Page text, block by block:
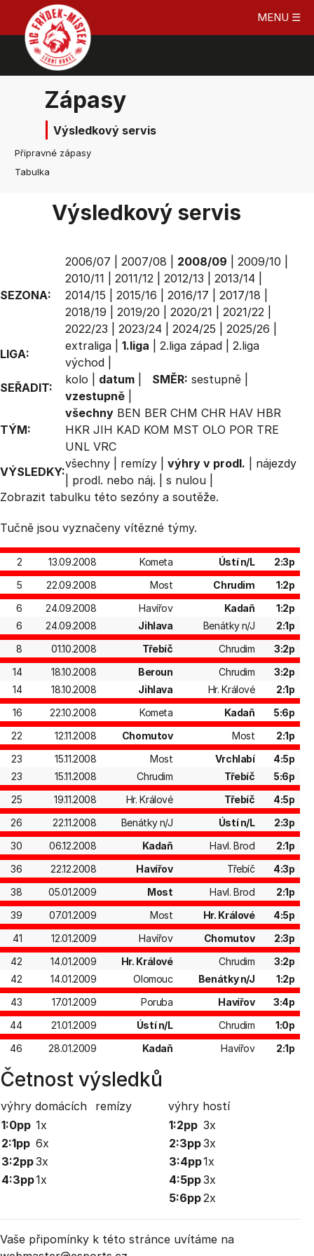
MENU ☰
Zápasy
Výsledkový servis
Přípravné zápasy
Tabulka
Výsledkový servis
SEZONA:
2006/07 2007/08 2008/09 2009/10
2010/11
2011/12 2012/13 2013/14
2014/15
2015/16 2016/17 2017/18
2018/19
2019/20 2020/21 2021/22
2022/23
2023/24 2024/25 2025/26
LIGA:
extraliga 1.liga 2.liga západ
2.liga
východ
SEŘADIT:
kolo datum SMĚR: sestupně
vzestupně
TÝM:
všechny BEN BER CHM CHR HAV HBR
HKR JIH KAD KOM MST OLO POR TRE
UNL VRC
VÝSLEDKY:
všechny remízy výhry v prodl.
nájezdy
prodl. nebo náj. s nulou
Zobrazit tabulku této sezóny a soutěže.
Tučně jsou vyznačeny vítězné týmy.
2 13.09.2008 Kometa Ústí n/L
2:3p
5
22.09.2008 Most Chrudim
1:2p
6
24.09.2008 Havířov Kadaň
1:2p
6
24.09.2008 Jihlava Benátky n/J
2:1p
8
01.10.2008 Třebíč Chrudim
3:2p
14
18.10.2008 Beroun Chrudim
3:2p
14
18.10.2008 Jihlava Hr. Králové
2:1p
16
22.10.2008 Kometa Kadaň
5:6p
22
12.11.2008 Chomutov Most
2:1p
23
15.11.2008 Most Vrchlabí
4:5p
23
15.11.2008 Chrudim Třebíč
5:6p
25
19.11.2008 Hr. Králové Třebíč
4:5p
26
22.11.2008 Benátky n/J Ústí n/L
2:3p
30
06.12.2008 Kadaň Havl. Brod
2:1p
36
22.12.2008 Havířov Třebíč
4:3p
38
05.01.2009 Most Havl. Brod
2:1p
39
07.01.2009 Most Hr. Králové
4:5p
41
12.01.2009 Havířov Chomutov
2:3p
42
14.01.2009 Hr. Králové Chrudim
3:2p
42
14.01.2009 Olomouc Benátky n/J
1:2p
43
17.01.2009 Poruba Havířov
3:4p
44
21.01.2009 Ústí n/L Chrudim
1:0p
46
28.01.2009 Kadaň Havířov 2:1p
Četnost výsledků
výhry domácích remízy výhry hostí
1:0pp 1x
2:1pp 6x
3:2pp3x
4:3pp1x
1:2pp 3x
2:3pp3x
3:4pp1x
4:5pp3x
5:6pp2x
Vaše připomínky k této stránce uvítáme na